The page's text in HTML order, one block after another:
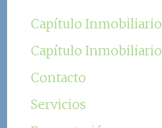
Capítulo Inmobiliario
Capítulo Inmobiliario
Contacto
Servicios